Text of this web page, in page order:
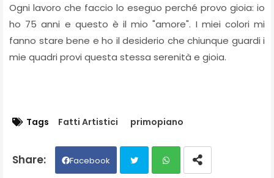
Ogni lavoro che faccio lo eseguo perché provo gioia: io
ho 75 anni e questo è il mio "amore". I miei colori mi
fanno stare bene e ho il desiderio che chiunque guardi i
mie quadri provi questa stessa serenità e gioia.
Tags Fatti Artistici primopiano
Facebook